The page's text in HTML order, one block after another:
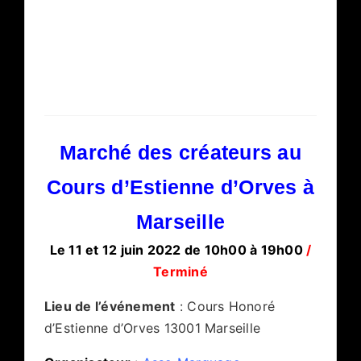
Marché des créateurs au
Cours d’Estienne d’Orves à
Marseille
Le 11 et 12 juin 2022 de 10h00 à 19h00/
Terminé
Lieu de l’événement : Cours Honoré
d’Estienne d’Orves 13001 Marseille